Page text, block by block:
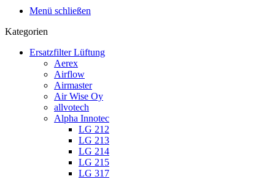
Menü schließen
Kategorien
Ersatzfilter Lüftung
Aerex
Airflow
Airmaster
Air Wise Oy
allvotech
Alpha Innotec
LG 212
LG 213
LG 214
LG 215
LG 317